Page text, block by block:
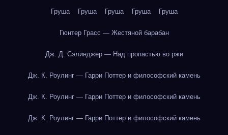
Груша Груша Груша Груша Груша
Гюнтер Грасс — Жестяной барабан
Дж. Д. Сэлинджер — Над пропастью во ржи
Дж. К. Роулинг — Гарри Поттер и философский камень
Дж. К. Роулинг — Гарри Поттер и философский камень
Дж. К. Роулинг — Гарри Поттер и философский камень